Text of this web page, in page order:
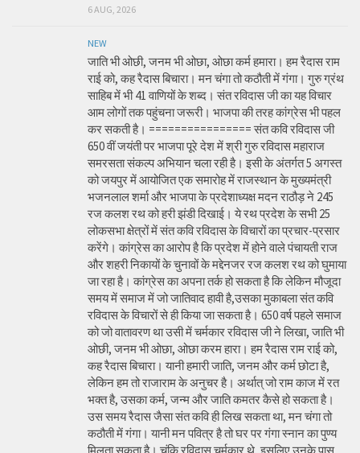
6 AUG, 2026
NEW
जाति भी ओछी, जनम भी ओछा, ओछा कर्म हमारा। हम रैदास राम
राई को, कह रैदास बिचारा। मन चंगा तो कठौती में गंगा। गुरु ग्रंथ
साहिब में भी 41 वाणियों के शब्द। संत रविदास जी का यह विचार
आम लोगों तक पहुंचना जरूरी। भाजपा की तरह कांग्रेस भी पहल
कर सकती है। ================ संत कवि रविदास जी
650 वीं जयंती पर भाजपा पूरे देश में श्री गुरु रविदास महाराज
समरसता संकल्प अभियान चला रही है। इसी के अंतर्गत 5 अगस्त
को जयपुर में आयोजित एक समारोह में राजस्थान के मुख्यमंत्री
भजनलाल शर्मा और भाजपा के प्रदेशाध्यक्ष मदन राठौड़ ने 245
रज कलश रथ को हरी झंडी दिखाई। ये रथ प्रदेश के सभी 25
लोकसभा क्षेत्रों में संत कवि रविदास के विचारों का प्रचार-प्रसार
करेंगे। कांग्रेस का आरोप है कि प्रदेश में होने वाले पंचायती राज
और शहरी निकायों के चुनावों के मद्देनजर रज कलश रथ को घुमाया
जा रहा है। कांग्रेस का अपना तर्क हो सकता है कि लेकिन मौजूदा
समय में समाज में जो जातिवाद हावी है,उसका मुकाबला संत कवि
रविदास के विचारों से ही किया जा सकता है। 650 वर्ष पहले समाज
को जो वातावरण था उसी में चर्मकार रविदास जी ने लिखा, जाति भी
ओछी, जनम भी ओछा, ओछा करम हारा। हम रैदास राम राई को,
कह रैदास बिचारा। यानी हमारी जाति, जनम और कर्म छोटा है,
लेकिन हम तो राजाराम के अनुचर है। अर्थात् जो राम काज में रत
भक्त है, उसका कर्म, जन्म और जाति कमतर कैसे हो सकता है।
उस समय रैदास जैसा संत कवि ही लिख सकता था, मन चंगा तो
कठौती में गंगा। यानी मन पवित्र है तो घर पर गंगा स्नान का पुण्य